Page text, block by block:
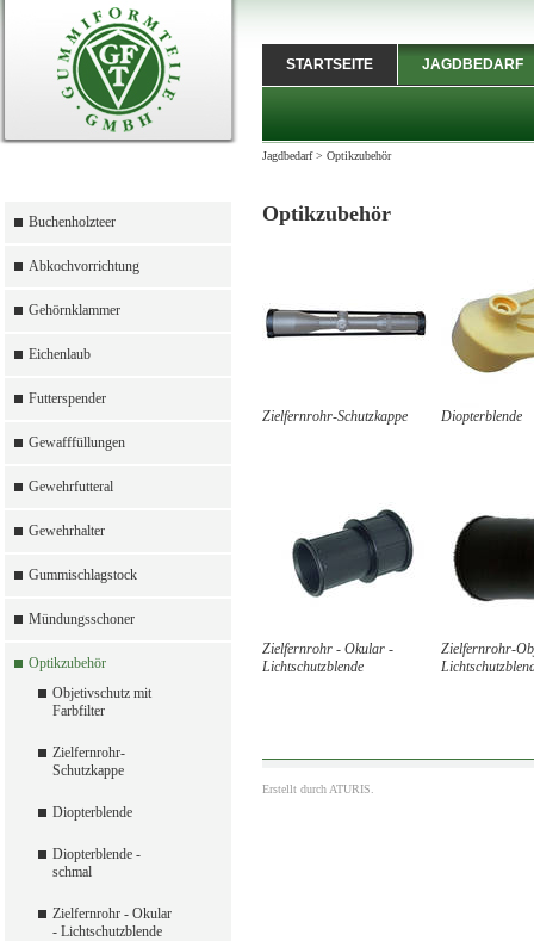
Buchenholzteer
Abkochvorrichtung
Gehörnklammer
Eichenlaub
Futterspender
Gewafffüllungen
Gewehrfutteral
Gewehrhalter
Gummischlagstock
Mündungsschoner
Optikzubehör
Objetivschutz mit
Farbfilter
Zielfernrohr-
Schutzkappe
Diopterblende
Diopterblende -
schmal
Zielfernrohr - Okular
- Lichtschutzblende
STARTSEITE JAGDBEDARF
Jagdbedarf> Optikzubehör
Optikzubehör
Zielfernrohr-Schutzkappe Diopterblende
Zielfernrohr - Okular -
Lichtschutzblende
Zielfernrohr-
Erstellt durch ATURIS.